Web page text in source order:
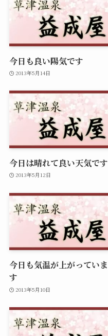
今日も良い陽気です
2013年5月14日
今日は晴れて良い天気です
2013年5月12日
今日も気温が上がっていま
す
2013年5月10日